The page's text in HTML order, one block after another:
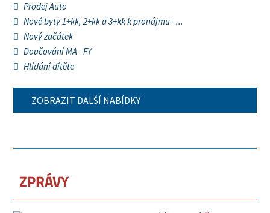
Prodej Auto
Nové byty 1+kk, 2+kk a 3+kk k pronájmu –...
Nový začátek
Doučování MA - FY
Hlídání dítěte
ZOBRAZIT DALŠÍ NABÍDKY
ZPRÁVY